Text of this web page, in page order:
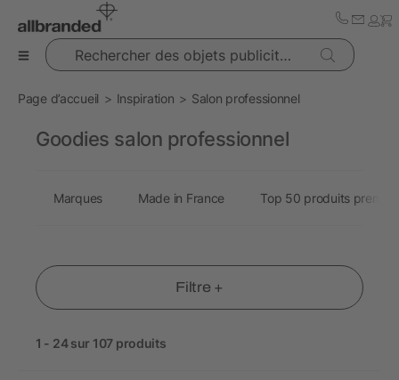
Rechercher des objets publicitaires
Page d’accueil Inspiration Salon professionnel
Filtre +
1 - 24 sur 107 produits
Goodies salon professionnel
Marques Made in France Top 50 produits